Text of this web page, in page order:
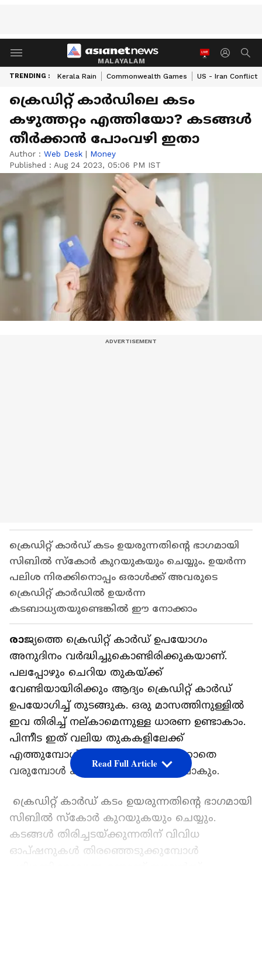
MALAYALAM
TRENDING : Kerala Rain Commonwealth Games US - Iran Conflict
ക്രെഡിറ്റ് കാർഡിലെ കടം
കഴുത്തറ്റം എത്തിയോ? കടങ്ങൾ
തീർക്കാൻ പോംവഴി ഇതാ
Author : Web Desk | Money
Published : Aug 24 2023, 05:06 PM IST
ക്രെഡിറ്റ് കാർഡ് കടം ഉയരുന്നതിന്റെ ഭാഗമായി
സിബിൽ സ്‌കോർ കുറയുകയും ചെയ്യും. ഉയർന്ന
പലിശ നിരക്കിനൊപ്പം ഒരാൾക്ക് അവരുടെ
ക്രെഡിറ്റ് കാർഡിൽ ഉയർന്ന
കടബാധ്യതയുണ്ടെങ്കിൽ ഈ നോക്കാം
രാജ്യത്തെ ക്രെഡിറ്റ് കാർഡ് ഉപയോഗം
അനുദിനം വർദ്ധിച്ചുകൊണ്ടിരിക്കുകയാണ്.
പലപ്പോഴും ചെറിയ തുകയ്ക്ക്
വേണ്ടിയായിരിക്കും ആദ്യം ക്രെഡിറ്റ് കാർഡ്
ഉപയോഗിച്ച് തുടങ്ങുക. ഒരു മാസത്തിനുള്ളിൽ
ഇവ തിരിച്ച് നല്കാമെന്നുള്ള ധാരണ ഉണ്ടാകാം.
പിന്നീട ഇത് വലിയ തുകകളിലേക്ക്
എത്തുമ്പോൾ തിരിച്ചടവിന് സാധിക്കാതെ
വരുമ്പോൾ കാര്യങ്ങൾ കൈവിട്ട പോകും.
ക്രെഡിറ്റ് കാർഡ് കടം ഉയരുന്നതിന്റെ ഭാഗമായി
സിബിൽ സ്‌കോർ കുറയുകയും ചെയ്യും.
കടങ്ങൾ തിരിച്ചടയ്ക്കുന്നതിന് വിവിധ
ഓപ്ഷനുകൾ തിരഞ്ഞെടുക്കുമ്പോൾ
Read Full Article